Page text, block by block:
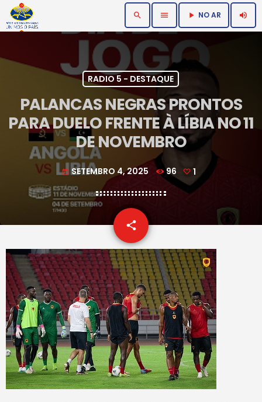
search menu play_arrow NO AR volume_up
RADIO 5 - DESTAQUE
PALANCAS NEGRAS PRONTOS
PARA DUELO FRENTE À LÍBIA NO 11
DE NOVEMBRO
today SETEMBRO 4, 2025 96 1
share
email